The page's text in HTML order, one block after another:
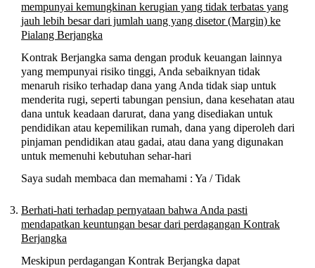
mempunyai kemungkinan kerugian yang tidak terbatas yang
jauh lebih besar dari jumlah uang yang disetor (Margin) ke
Pialang Berjangka
Kontrak Berjangka sama dengan produk keuangan lainnya
yang mempunyai risiko tinggi, Anda sebaiknyan tidak
menaruh risiko terhadap dana yang Anda tidak siap untuk
menderita rugi, seperti tabungan pensiun, dana kesehatan atau
dana untuk keadaan darurat, dana yang disediakan untuk
pendidikan atau kepemilikan rumah, dana yang diperoleh dari
pinjaman pendidikan atau gadai, atau dana yang digunakan
untuk memenuhi kebutuhan sehar-hari
Saya sudah membaca dan memahami : Ya / Tidak
Berhati-hati terhadap pernyataan bahwa Anda pasti
mendapatkan keuntungan besar dari perdagangan Kontrak
Berjangka
Meskipun perdagangan Kontrak Berjangka dapat